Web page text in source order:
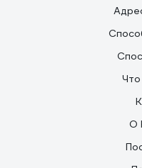
О